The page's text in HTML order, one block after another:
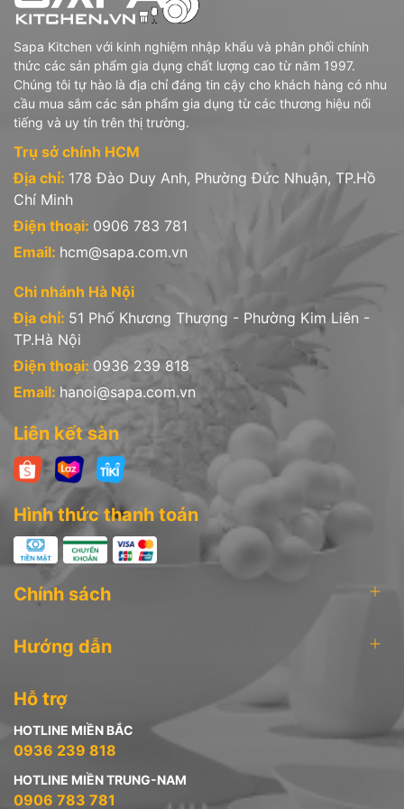
- Hũ hộp thủy tinh chịu nhiệt borosilicate
- Bình nước, bình trà thủy tinh chịu nhiệt borosilicate
4- Stoneline (Đức): sản phẩm Nồi chảo chống dính phủ đá thiên
nhiên
5- Sapata (Việt Nam): gồm sản phẩm hũ hộp, chai lọ thủy tinh
Văn phòng công ty:
* Trụ sở tại Hồ Chí Minh: 178 Đào Duy Anh, P.9, Q. Phú Nhuận,
Tp.HCM.
Hotline: 0906 783 781
* Chi nhánh tại Hà Nội: 51 Phố Khương Thượng - Phường Trung
Liệt - Quận Đống Đa - Hà Nội
Hotline: 0936 239 818
Sapa Kitchen với kinh nghiệm nhập khẩu và phân phối chính
thức các sản phẩm gia dụng chất lượng cao từ năm 1997.
Chúng tôi tự hào là địa chỉ đáng tin cậy cho khách hàng có nhu
cầu mua sắm các sản phẩm gia dụng từ các thương hiệu nổi
tiếng và uy tín trên thị trường.
Trụ sở chính HCM
Địa chỉ: 178 Đào Duy Anh, Phường Đức Nhuận, TP.Hồ
Chí Minh
Điện thoại: 0906 783 781
Email: hcm@sapa.com.vn
Chi nhánh Hà Nội
Địa chỉ: 51 Phố Khương Thượng - Phường Kim Liên -
TP.Hà Nội
Điện thoại: 0936 239 818
Email: hanoi@sapa.com.vn
Liên kết sàn
Hình thức thanh toán
Chính sách
Hướng dẫn
Hỗ trợ
HOTLINE MIỀN BẮC
0936 239 818
HOTLINE MIỀN TRUNG-NAM
0906 783 781